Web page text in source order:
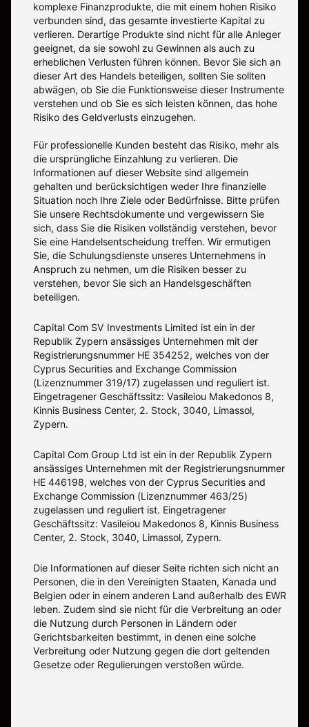
komplexe Finanzprodukte, die mit einem hohen Risiko
verbunden sind, das gesamte investierte Kapital zu
verlieren. Derartige Produkte sind nicht für alle Anleger
geeignet, da sie sowohl zu Gewinnen als auch zu
erheblichen Verlusten führen können. Bevor Sie sich an
dieser Art des Handels beteiligen, sollten Sie sollten
abwägen, ob Sie die Funktionsweise dieser Instrumente
verstehen und ob Sie es sich leisten können, das hohe
Risiko des Geldverlusts einzugehen.
Für professionelle Kunden besteht das Risiko, mehr als
die ursprüngliche Einzahlung zu verlieren. Die
Informationen auf dieser Website sind allgemein
gehalten und berücksichtigen weder Ihre finanzielle
Situation noch Ihre Ziele oder Bedürfnisse. Bitte prüfen
Sie unsere Rechtsdokumente und vergewissern Sie
sich, dass Sie die Risiken vollständig verstehen, bevor
Sie eine Handelsentscheidung treffen. Wir ermutigen
Sie, die Schulungsdienste unseres Unternehmens in
Anspruch zu nehmen, um die Risiken besser zu
verstehen, bevor Sie sich an Handelsgeschäften
beteiligen.
Capital Com SV Investments Limited ist ein in der
Republik Zypern ansässiges Unternehmen mit der
Registrierungsnummer HE 354252, welches von der
Cyprus Securities and Exchange Commission
(Lizenznummer 319/17) zugelassen und reguliert ist.
Eingetragener Geschäftssitz: Vasileiou Makedonos 8,
Kinnis Business Center, 2. Stock, 3040, Limassol,
Zypern.
Capital Com Group Ltd ist ein in der Republik Zypern
ansässiges Unternehmen mit der Registrierungsnummer
ΗΕ 446198, welches von der Cyprus Securities and
Exchange Commission (Lizenznummer 463/25)
zugelassen und reguliert ist. Eingetragener
Geschäftssitz: Vasileiou Makedonos 8, Kinnis Business
Center, 2. Stock, 3040, Limassol, Zypern.
Die Informationen auf dieser Seite richten sich nicht an
Personen, die in den Vereinigten Staaten, Kanada und
Belgien oder in einem anderen Land außerhalb des EWR
leben. Zudem sind sie nicht für die Verbreitung an oder
die Nutzung durch Personen in Ländern oder
Gerichtsbarkeiten bestimmt, in denen eine solche
Verbreitung oder Nutzung gegen die dort geltenden
Gesetze oder Regulierungen verstoßen würde.